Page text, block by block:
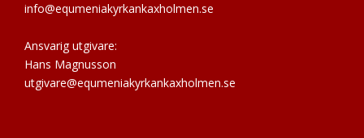
info@equmeniakyrkankaxholmen.se
Ansvarig utgivare:
Hans Magnusson
utgivare@equmeniakyrkankaxholmen.se